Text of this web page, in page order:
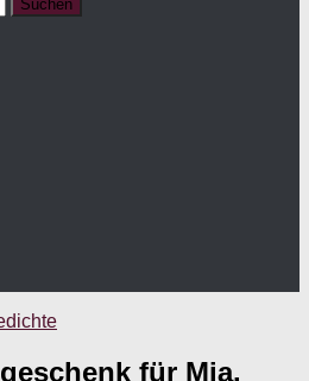
für Mia.